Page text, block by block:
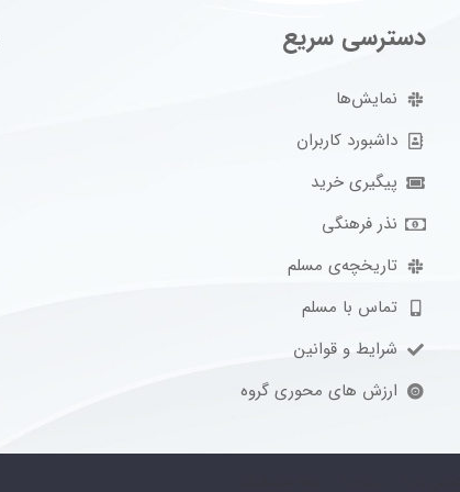
دسترسی سریع
نمایش‌ها
داشبورد کاربران
پیگیری خرید
نذر فرهنگی
تاریخچه‌ی مسلم
تماس با مسلم
شرایط و قوانین
ارزش های محوری گروه